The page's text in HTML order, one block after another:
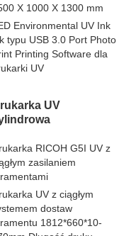
X 1000 X 1300 mm
Environmental UV Ink
typu USB 3.0 Port Photo
Printing Software dla
UV
UV
RICOH G5I UV z
zasilaniem
UV z ciągłym
dostaw
1812*660*10-